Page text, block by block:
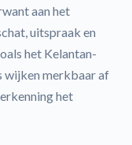
aan het
uitspraak en
het Kelantan-
wijken merkbaar af
het